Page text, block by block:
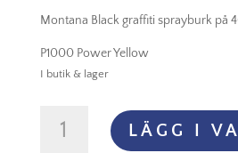
Montana Black graffiti sprayburk på
P1000 Power Yellow
I butik & lager
Black
LÄGG I